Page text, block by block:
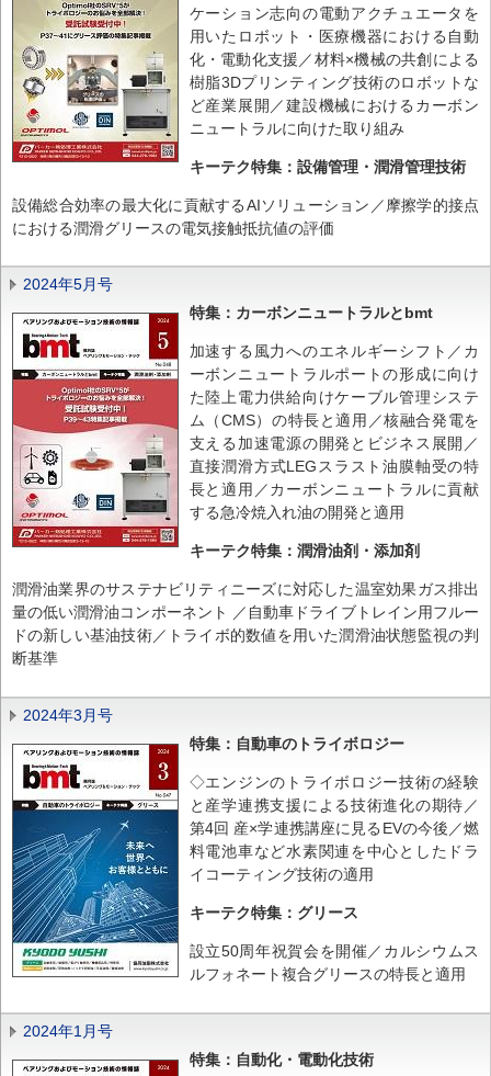
ケーション志向の電動アクチュエータを
用いたロボット・医療機器における自動
化・電動化支援／材料×機械の共創による
樹脂3Dプリンティング技術のロボットな
ど産業展開／建設機械におけるカーボン
ニュートラルに向けた取り組み
キーテク特集：設備管理・潤滑管理技術
設備総合効率の最大化に貢献するAIソリューション／摩擦学的接点
における潤滑グリースの電気接触抵抗値の評価
2024年5月号
特集：カーボンニュートラルとbmt
加速する風力へのエネルギーシフト／カ
ーボンニュートラルポートの形成に向け
た陸上電力供給向けケーブル管理システ
ム（CMS）の特長と適用／核融合発電を
支える加速電源の開発とビジネス展開／
直接潤滑方式LEGスラスト油膜軸受の特
長と適用／カーボンニュートラルに貢献
する急冷焼入れ油の開発と適用
キーテク特集：潤滑油剤・添加剤
潤滑油業界のサステナビリティニーズに対応した温室効果ガス排出
量の低い潤滑油コンポーネント ／自動車ドライブトレイン用フルー
ドの新しい基油技術／トライボ的数値を用いた潤滑油状態監視の判
断基準
2024年3月号
特集：自動車のトライボロジー
◇エンジンのトライボロジー技術の経験
と産学連携支援による技術進化の期待／
第4回 産×学連携講座に見るEVの今後／燃
料電池車など水素関連を中心としたドラ
イコーティング技術の適用
キーテク特集：グリース
設立50周年祝賀会を開催／カルシウムス
ルフォネート複合グリースの特長と適用
2024年1月号
特集：自動化・電動化技術